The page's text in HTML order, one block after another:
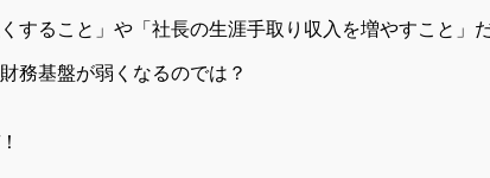
すること 」や「 社長の生涯手取り収入を増やすこと 」
務基盤が弱くなるのでは？